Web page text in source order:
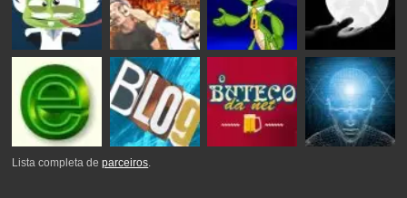
Lista completa deparceiros.